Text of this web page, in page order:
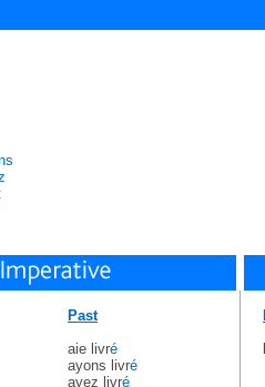
Past
aie livré
ayons livré
ayez livré